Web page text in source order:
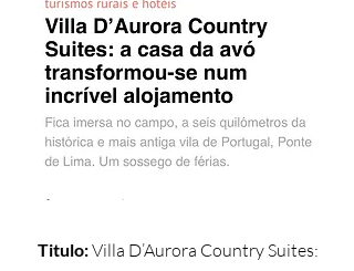
Titulo:Villa D’Aurora Country Suites: